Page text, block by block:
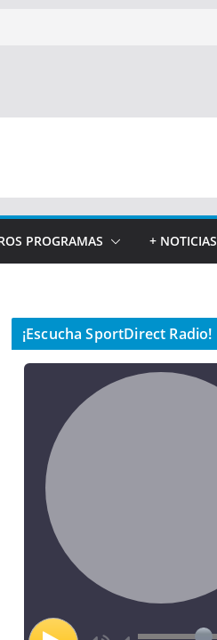
PROGRAMAS + NOTICIAS
¡Escucha SportDirect Radio!